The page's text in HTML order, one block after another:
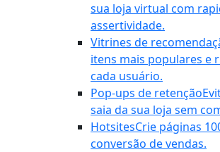
sua loja virtual com
assertividade.
Vitrines de
itens mais populares e
cada usuário.
Pop-ups de retenção
saia da sua loja sem
HotsitesCrie páginas
conversão de vendas.